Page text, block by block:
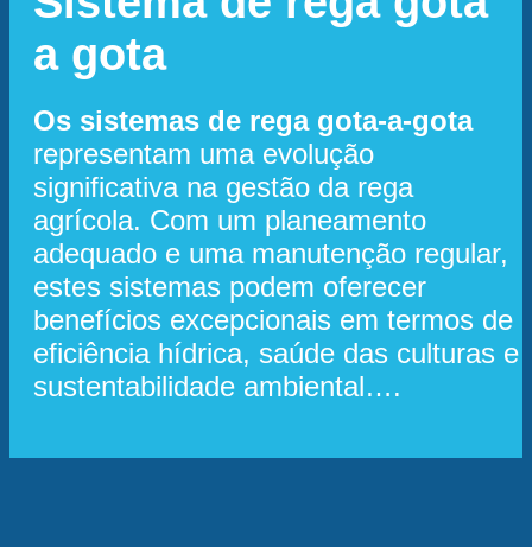
a gota
Os sistemas de rega gota-a-gota
representam uma evolução
significativa na gestão da rega
agrícola. Com um planeamento
adequado e uma manutenção regular,
estes sistemas podem oferecer
benefícios excepcionais em termos de
eficiência hídrica, saúde das culturas e
sustentabilidade ambiental….